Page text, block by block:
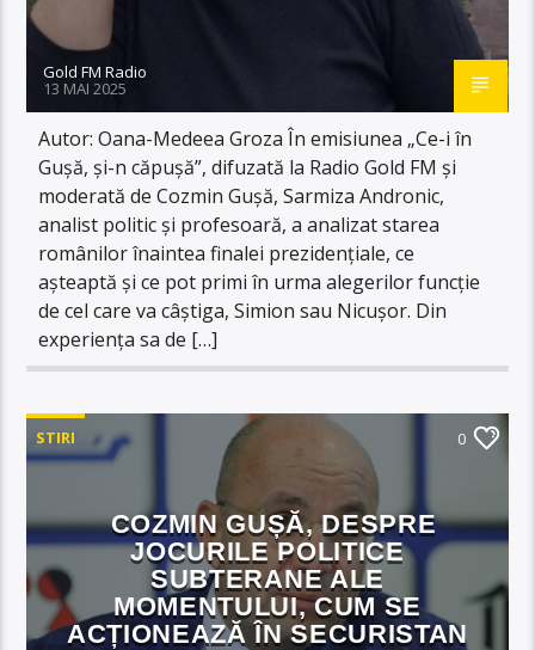
Gold FM Radio
13 MAI 2025
Autor: Oana-Medeea Groza În emisiunea „Ce-i în
Gușă, și-n căpușă”, difuzată la Radio Gold FM și
moderată de Cozmin Gușă, Sarmiza Andronic,
analist politic și profesoară, a analizat starea
românilor înaintea finalei prezidențiale, ce
așteaptă și ce pot primi în urma alegerilor funcție
de cel care va câștiga, Simion sau Nicușor. Din
experiența sa de […]
STIRI 0
COZMIN GUȘĂ, DESPRE
JOCURILE POLITICE
SUBTERANE ALE
MOMENTULUI, CUM SE
ACȚIONEAZĂ ÎN SECURISTAN